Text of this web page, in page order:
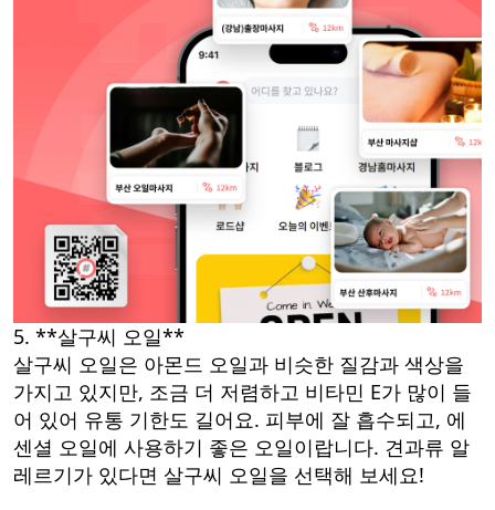
5. **살구씨 오일**
살구씨 오일은 아몬드 오일과 비슷한 질감과 색상을
가지고 있지만, 조금 더 저렴하고 비타민 E가 많이 들
어 있어 유통 기한도 길어요. 피부에 잘 흡수되고, 에
센셜 오일에 사용하기 좋은 오일이랍니다. 견과류 알
레르기가 있다면 살구씨 오일을 선택해 보세요!